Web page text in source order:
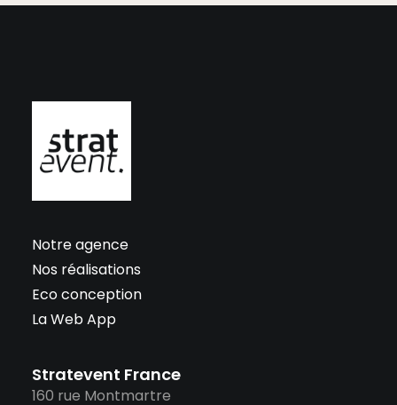
Notre agence
Nos réalisations
Eco conception
La Web App
Stratevent France
160 rue Montmartre